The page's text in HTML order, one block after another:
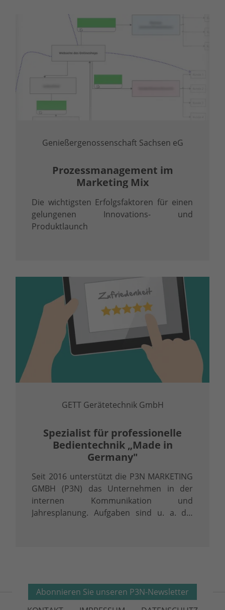
Genießergenossenschaft Sachsen eG
Prozessmanagement im
Marketing Mix
Die wichtigsten Erfolgsfaktoren für einen
gelungenen Innovations- und
Produktlaunch
GETT Gerätetechnik GmbH
Spezialist für professionelle
Bedientechnik „Made in
Germany"
Seit 2016 unterstützt die P3N MARKETING
GMBH (P3N) das Unternehmen in der
internen Kommunikation und
Jahresplanung. Aufgaben sind u. a. die
Abonnieren Sie unseren P3N-Newsletter